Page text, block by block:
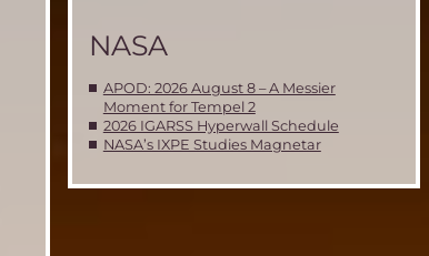
NASA
APOD: 2026 August 8 – A Messier
Moment for Tempel 2
2026 IGARSS Hyperwall Schedule
NASA’s IXPE Studies Magnetar